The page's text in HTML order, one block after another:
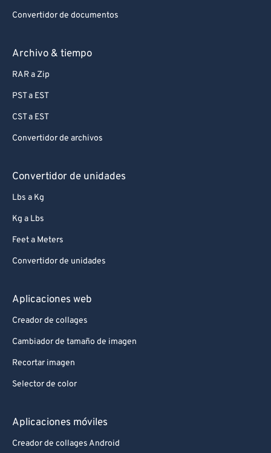
Convertidor de documentos
Archivo & tiempo
RAR a Zip
PST a EST
CST a EST
Convertidor de archivos
Convertidor de unidades
Lbs a Kg
Kg a Lbs
Feet a Meters
Convertidor de unidades
Aplicaciones web
Creador de collages
Cambiador de tamaño de imagen
Recortar imagen
Selector de color
Aplicaciones móviles
Creador de collages Android